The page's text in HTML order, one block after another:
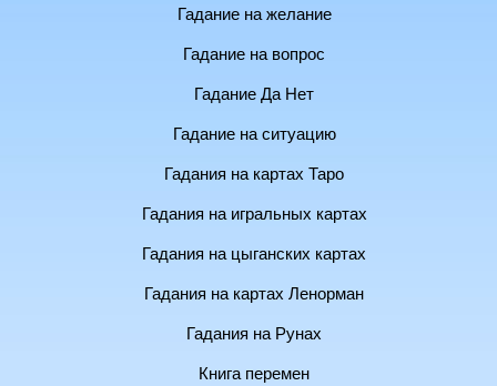
Гадание на желание
Гадание на вопрос
Гадание Да Нет
Гадание на ситуацию
Гадания на картах Таро
Гадания на игральных картах
Гадания на цыганских картах
Гадания на картах Ленорман
Гадания на Рунах
Книга перемен